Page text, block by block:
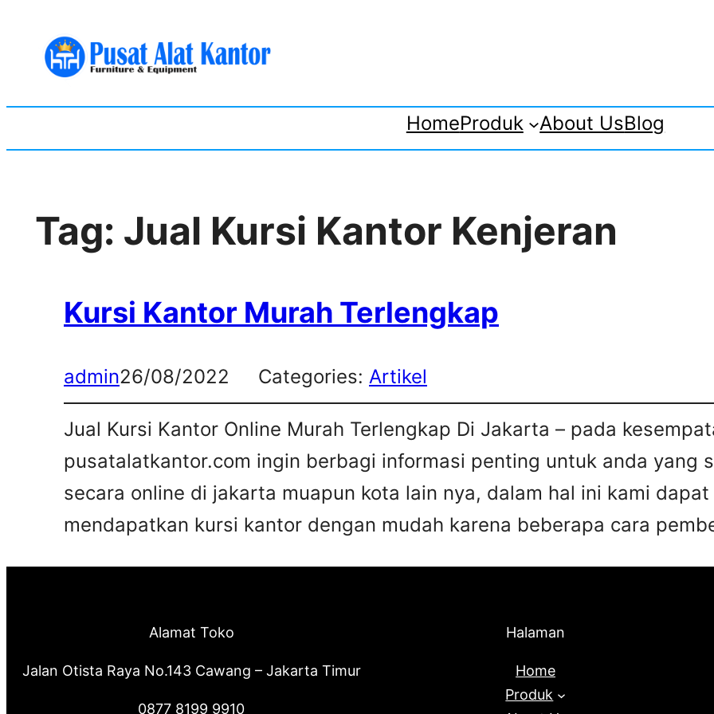
content
HomeProduk About UsBlog
Tag: Jual Kursi Kantor Kenjeran
Kursi Kantor Murah Terlengkap
admin26/08/2022 Categories: Artikel
Jual Kursi Kantor Online Murah Terlengkap Di Jakarta – pada
pusatalatkantor.com ingin berbagi informasi penting untuk anda yang
secara online di jakarta muapun kota lain nya, dalam hal ini kami
mendapatkan kursi kantor dengan mudah karena beberapa cara
Alamat Toko
Jalan Otista Raya No.143 Cawang – Jakarta Timur
0877 8199 9910
Halaman
Home
Produk